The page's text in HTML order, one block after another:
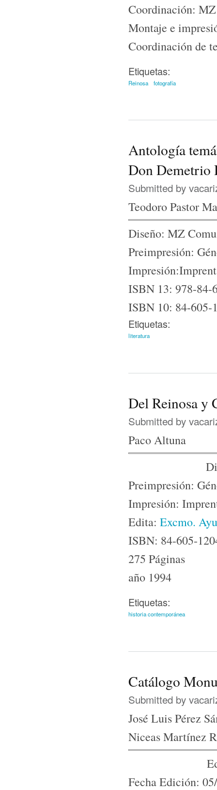
Coordinación:
Montaje e
Coordinación de
Etiquetas:
Reinosa fotografía
Antología
Don Demetrio
Submitted by
Teodoro Pastor
Diseño: MZ
Preimpresión:
ISBN 13: 978-84-
ISBN 10: 84-605-
Etiquetas:
literatura
Del Reinosa y
Submitted by
Paco Altuna
Preimpresión:
Impresión:
Edita: Excmo.
ISBN: 84-605-
275 Páginas
año 1994
Etiquetas:
historia contemporánea
Catálogo
Submitted by
José Luis Pérez
Niceas Martínez
Fecha Edición: